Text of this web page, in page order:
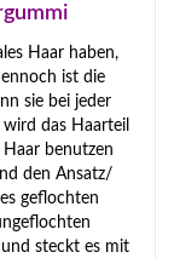
Haar haben,
ist die
sie bei jeder
das Haarteil
Haar benutzen
den Ansatz/
geflochten
steckt es mit